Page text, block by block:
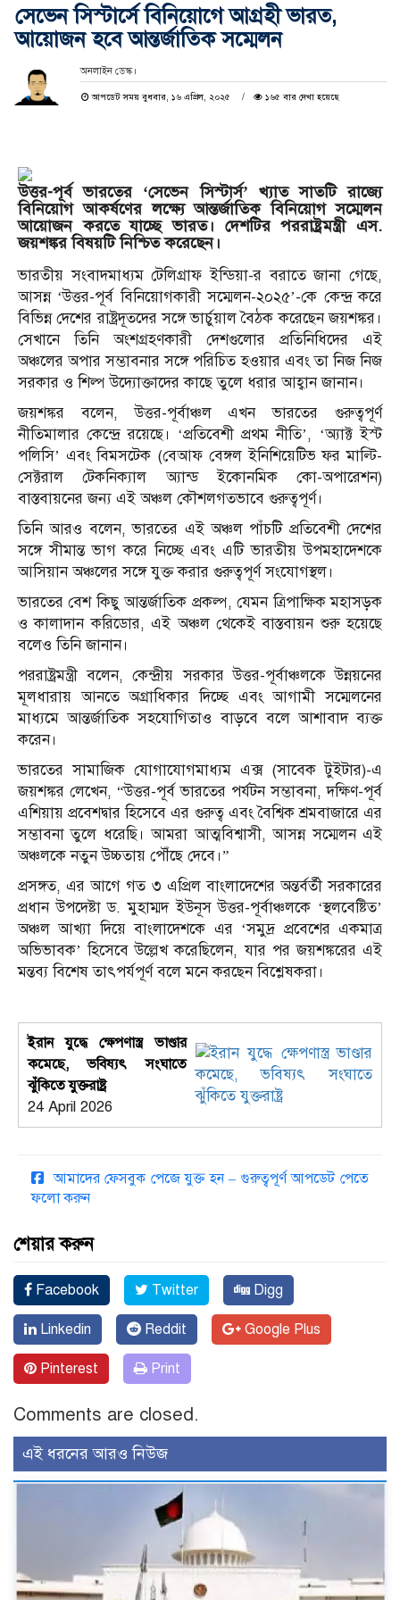
সেভেন সিস্টার্সে বিনিয়োগে আগ্রহী ভারত,
আয়োজন হবে আন্তর্জাতিক সম্মেলন
অনলাইন ডেস্ক।
আপডেট সময় বুধবার, ১৬ এপ্রিল, ২০২৫ ১৬৫ বার দেখা হয়েছে
উত্তর-পূর্ব ভারতের ‘সেভেন সিস্টার্স’ খ্যাত সাতটি রাজ্যে
বিনিয়োগ আকর্ষণের লক্ষ্যে আন্তর্জাতিক বিনিয়োগ সম্মেলন
আয়োজন করতে যাচ্ছে ভারত। দেশটির পররাষ্ট্রমন্ত্রী এস.
জয়শঙ্কর বিষয়টি নিশ্চিত করেছেন।
ভারতীয় সংবাদমাধ্যম টেলিগ্রাফ ইন্ডিয়া-র বরাতে জানা গেছে,
আসন্ন ‘উত্তর-পূর্ব বিনিয়োগকারী সম্মেলন-২০২৫’-কে কেন্দ্র করে
বিভিন্ন দেশের রাষ্ট্রদূতদের সঙ্গে ভার্চুয়াল বৈঠক করেছেন জয়শঙ্কর।
সেখানে তিনি অংশগ্রহণকারী দেশগুলোর প্রতিনিধিদের এই
অঞ্চলের অপার সম্ভাবনার সঙ্গে পরিচিত হওয়ার এবং তা নিজ নিজ
সরকার ও শিল্প উদ্যোক্তাদের কাছে তুলে ধরার আহ্বান জানান।
জয়শঙ্কর বলেন, উত্তর-পূর্বাঞ্চল এখন ভারতের গুরুত্বপূর্ণ
নীতিমালার কেন্দ্রে রয়েছে। ‘প্রতিবেশী প্রথম নীতি’, ‘অ্যাক্ট ইস্ট
পলিসি’ এবং বিমসটেক (বেআফ বেঙ্গল ইনিশিয়েটিভ ফর মাল্টি-
সেক্টরাল টেকনিক্যাল অ্যান্ড ইকোনমিক কো-অপারেশন)
বাস্তবায়নের জন্য এই অঞ্চল কৌশলগতভাবে গুরুত্বপূর্ণ।
তিনি আরও বলেন, ভারতের এই অঞ্চল পাঁচটি প্রতিবেশী দেশের
সঙ্গে সীমান্ত ভাগ করে নিচ্ছে এবং এটি ভারতীয় উপমহাদেশকে
আসিয়ান অঞ্চলের সঙ্গে যুক্ত করার গুরুত্বপূর্ণ সংযোগস্থল।
ভারতের বেশ কিছু আন্তর্জাতিক প্রকল্প, যেমন ত্রিপাক্ষিক মহাসড়ক
ও কালাদান করিডোর, এই অঞ্চল থেকেই বাস্তবায়ন শুরু হয়েছে
বলেও তিনি জানান।
পররাষ্ট্রমন্ত্রী বলেন, কেন্দ্রীয় সরকার উত্তর-পূর্বাঞ্চলকে উন্নয়নের
মূলধারায় আনতে অগ্রাধিকার দিচ্ছে এবং আগামী সম্মেলনের
মাধ্যমে আন্তর্জাতিক সহযোগিতাও বাড়বে বলে আশাবাদ ব্যক্ত
করেন।
ভারতের সামাজিক যোগাযোগমাধ্যম এক্স (সাবেক টুইটার)-এ
জয়শঙ্কর লেখেন, “উত্তর-পূর্ব ভারতের পর্যটন সম্ভাবনা, দক্ষিণ-পূর্ব
এশিয়ায় প্রবেশদ্বার হিসেবে এর গুরুত্ব এবং বৈশ্বিক শ্রমবাজারে এর
সম্ভাবনা তুলে ধরেছি। আমরা আত্মবিশ্বাসী, আসন্ন সম্মেলন এই
অঞ্চলকে নতুন উচ্চতায় পৌঁছে দেবে।”
প্রসঙ্গত, এর আগে গত ৩ এপ্রিল বাংলাদেশের অন্তর্বর্তী সরকারের
প্রধান উপদেষ্টা ড. মুহাম্মদ ইউনূস উত্তর-পূর্বাঞ্চলকে ‘স্থলবেষ্টিত’
অঞ্চল আখ্যা দিয়ে বাংলাদেশকে এর ‘সমুদ্র প্রবেশের একমাত্র
অভিভাবক’ হিসেবে উল্লেখ করেছিলেন, যার পর জয়শঙ্করের এই
মন্তব্য বিশেষ তাৎপর্যপূর্ণ বলে মনে করছেন বিশ্লেষকরা।
ইরান যুদ্ধে ক্ষেপণাস্ত্র ভাণ্ডার
কমেছে, ভবিষ্যৎ সংঘাতে
ঝুঁকিতে যুক্তরাষ্ট্র
24 April 2026
আমাদের ফেসবুক পেজে যুক্ত হন – গুরুত্বপূর্ণ আপডেট পেতে
ফলো করুন
শেয়ার করুন
Facebook Twitter Digg
Linkedin Reddit Google Plus
Pinterest Print
Comments are closed.
এই ধরনের আরও নিউজ